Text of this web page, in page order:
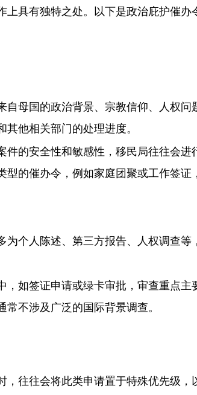
上具有独特之处。以下是政治庇护催办
自母国的政治背景、宗教信仰、人权问
他相关部门的处理进度。
件的安全性和敏感性，移民局往往会进
型的催办令，例如家庭团聚或工作签证
为个人陈述、第三方报告、人权调查等
，如签证申请或绿卡审批，审查重点主
不涉及广泛的国际背景调查。
，往往会将此类申请置于特殊优先级，